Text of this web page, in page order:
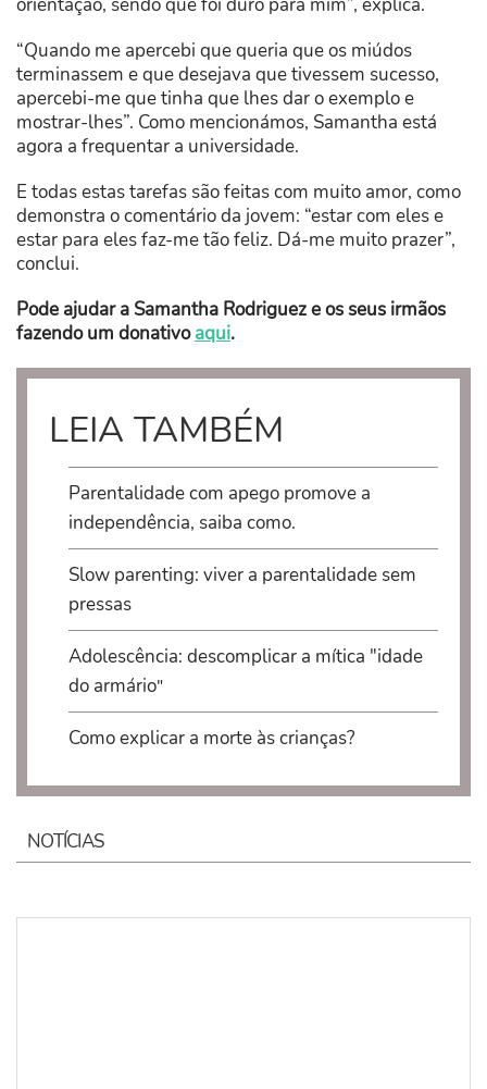
“Quando me apercebi que queria que os miúdos
terminassem e que desejava que tivessem sucesso,
apercebi-me que tinha que lhes dar o exemplo e
mostrar-lhes”. Como mencionámos, Samantha está
agora a frequentar a universidade.
E todas estas tarefas são feitas com muito amor, como
demonstra o comentário da jovem: “estar com eles e
estar para eles faz-me tão feliz. Dá-me muito prazer”,
conclui.
Pode ajudar a Samantha Rodriguez e os seus irmãos
fazendo um donativoaqui.
LEIA TAMBÉM
Parentalidade com apego promove a
independência, saiba como.
Slow parenting: viver a parentalidade sem
pressas
Adolescência: descomplicar a mítica "idade
do armário"
​Como explicar a morte às crianças?
NOTÍCIAS